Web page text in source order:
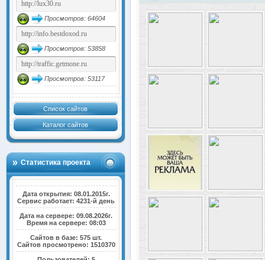
Просмотров: 64604
Просмотров: 53858
Просмотров: 53117
Список сайтов
Каталог сайтов
Статистика проекта
Дата открытия: 08.01.2015г.
Сервис работает: 4231-й день
Дата на сервере: 09.08.2026г.
Время на сервере: 08:03
Сайтов в базе: 575 шт.
Сайтов просмотрено: 1510370